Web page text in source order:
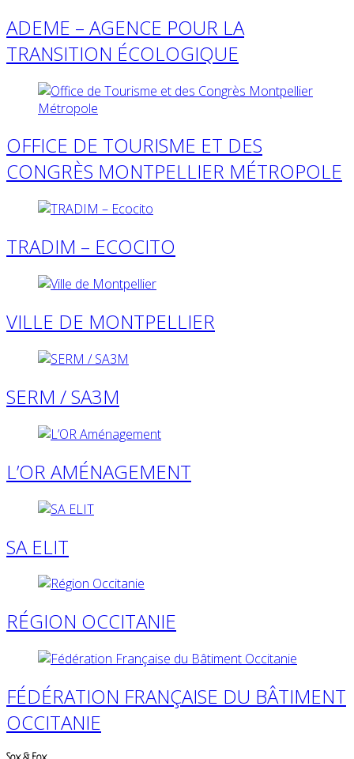
ADEME – AGENCE POUR LA
TRANSITION ÉCOLOGIQUE
OFFICE DE TOURISME ET DES
CONGRÈS MONTPELLIER MÉTROPOLE
TRADIM – ECOCITO
VILLE DE MONTPELLIER
SERM / SA3M
L’OR AMÉNAGEMENT
SA ELIT
RÉGION OCCITANIE
FÉDÉRATION FRANÇAISE DU BÂTIMENT
OCCITANIE